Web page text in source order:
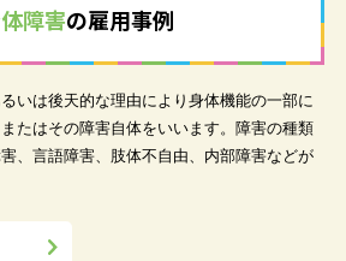
障害の雇用事例
いは後天的な理由により身体機能の一部に
たはその障害自体をいいます。障害の種類
、言語障害、肢体不自由、内部障害などが